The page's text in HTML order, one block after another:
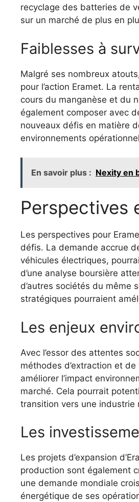
recyclage des batteries de
sur un marché de plus en
Faiblesses à
Malgré ses nombreux
pour l’action Eramet. La
cours du manganèse et du
également composer avec
nouveaux défis en matière
environnements
En savoir plus : Nexity en
Perspectives
Les perspectives pour
défis. La demande accrue
véhicules électriques,
d’une analyse boursière
d’autres sociétés du même
stratégiques pourraient
Les enjeux
Avec l’essor des attentes
méthodes d’extraction et
améliorer l’impact
marché. Cela pourrait
transition vers une industrie
Les
Les projets d’expansion
production sont également
une demande mondiale
énergétique de ses